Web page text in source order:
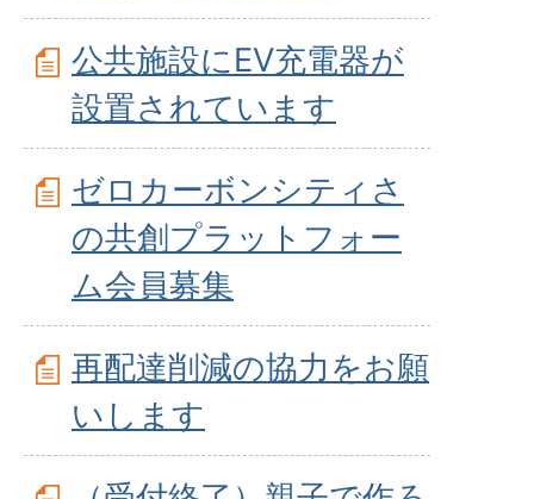
公共施設にEV充電器が
設置されています
ゼロカーボンシティさ
の共創プラットフォー
ム会員募集
再配達削減の協力をお願
いします